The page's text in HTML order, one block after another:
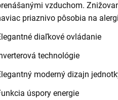
vzduchom.
priaznivo pôsobia na
diaľkové ovládanie
technológie
moderný dizajn
úspory energie